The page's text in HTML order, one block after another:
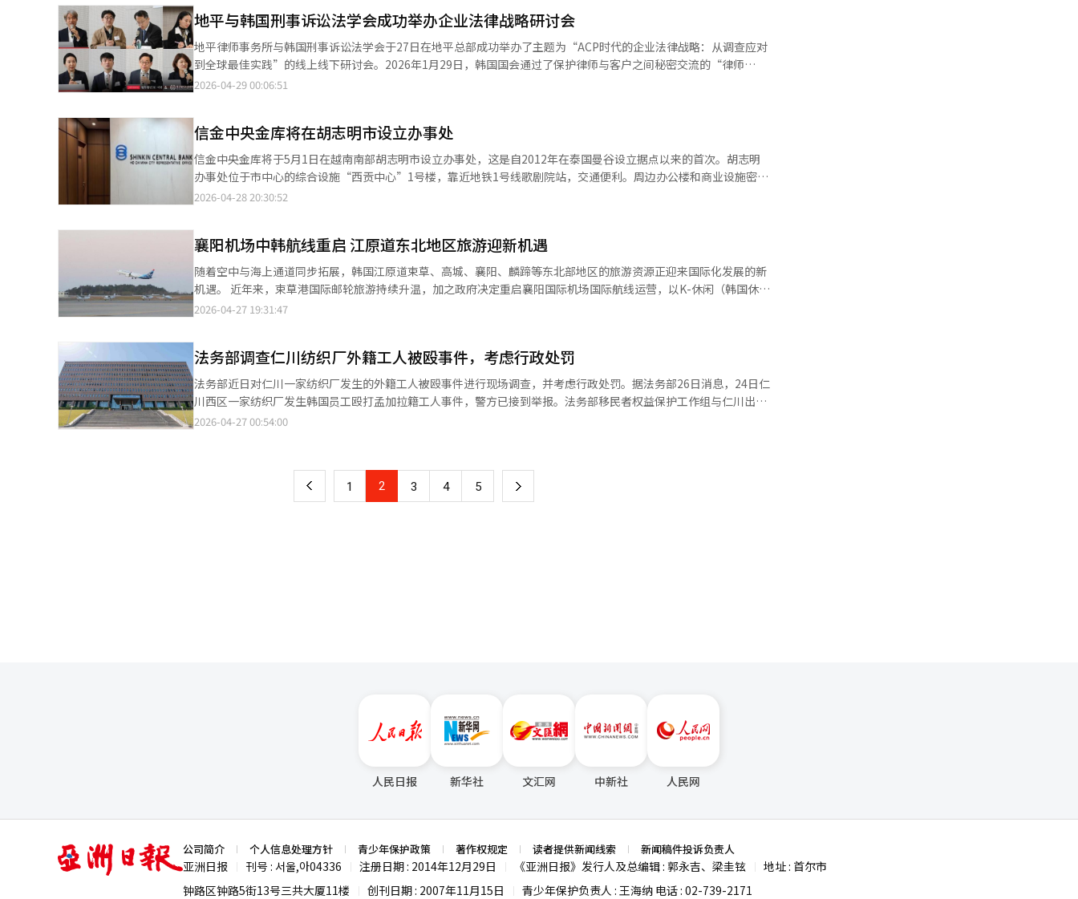
制造业、服务业、零售销售、设备投资及建筑施工等六大指标同步增长，为2023年第二季度以来时隔11个季度首次
出现。
访韩游客满意度。”
新学期开学带动，相关消费需求持续释放，创下单月历史新高。随着客流持续向百货店集中，各品类销售实现较为均
衡的增长。 线上渠道方面，受智能终端新品发布以及季节性消费需求带动，多数商品类别实现稳定增长。其中，化妆
品、食品和生活用品分别同比增长15.8%、10.6%和9.5%；家电及电子产品、母婴用品和图书文具销售额也分别增长
11.1%、10.7%和4.1%，共同支撑整体线上市场扩张。 从销售结构来看，3月线上渠道占比达60.6%，继续保持主导
地位；百货店、便利店、大型超市和SSM占比分别为15.4%、13.9%、8.1%和2%。 在外籍游客持续回流与季节性消
应有望持续释放，但不同业态间的增长差异或仍将延续。
地平与韩国刑事诉讼法学会成功举办企业法律战略研讨会
地平律师事务所与韩国刑事诉讼法学会于27日在地平总部成功举办了主题为“ACP时代的企业法律战略：从调查应对
到全球最佳实践”的线上线下研讨会。2026年1月29日，韩国国会通过了保护律师与客户之间秘密交流的“律师
法”修订案，预计将于2027年2月20日实施。这标志着ACP（律师-客户特权）正式纳入韩国法律。为此，地平与韩
了“ACP引入的准备事项”，分析了近期判例的变化及ACP的核心要件。接着，地平合伙律师朴胜大就“ACP引入下
的调查应对策略”发表演讲，提出了应对ACP保护对象争议的战略建议。最后，地平高级外籍律师金珍熙强调了建立
以ACP为基础的全球标准文件、调查和AI应用最佳实践的重要性。综合讨论由首尔大学名誉教授李尚元主持，参与者
包括李根宇教授、Herbert Smith Freehills Kramer律师朴俊延、X Korea总经理金佳妍，围绕ACP引入的争议展开
热烈讨论。地平代表律师任成泽表示：“将ACP作为企业合规管理和风险管理体系升级的契机，以增强企业竞争力至
翻译与编辑。
2026-04-29 00:06:51
信金中央金库将在胡志明市设立办事处
信金中央金库将于5月1日在越南南部胡志明市设立办事处，这是自2012年在泰国曼谷设立据点以来的首次。胡志明
办事处位于市中心的综合设施“西贡中心”1号楼，靠近地铁1号线歌剧院站，交通便利。周边办公楼和商业设施密
集，为考虑进入越南市场的企业提供了良好的市场调研环境。办事处由小笠原宗一担任所长，团队包括1名日本驻派
中央金库在首都河内的越南投资发展银行（BIDV）设有日本事务部，通过胡志明市和河内的两个据点支持客户。※
本报道经人工智能（AI）系统翻译与编辑。
2026-04-28 20:30:52
襄阳机场中韩航线重启 江原道东北地区旅游迎新机遇
随着空中与海上通道同步拓展，韩国江原道束草、高城、襄阳、麟蹄等东北部地区的旅游资源正迎来国际化发展的新
机遇。 近年来，束草港国际邮轮旅游持续升温，加之政府决定重启襄阳国际机场国际航线运营，以K-休闲（韩国休
闲）为核心的江原道东北部旅游资源有望吸引更多外籍游客。横跨高城、束草与麟蹄的雪岳山素为韩国登山胜地，此
PARATA航空每周执飞3班。这标志着自2023年以来几近中断的襄阳机场定期国际航线正式恢复通航。业界分析认
为，此举与韩国航空客运需求的强劲复苏密切相关。今年第一季度，韩国航空旅客运量达439万人次，已超越疫情前
水平。与此同时，政府积极扩大中韩航线布局，致力于重振曾在疫情前年均达600万至800万人次规模的中国赴韩旅
游市场。 “海陆”双线并进之下，当地居民对旅游经济带动效应的期待持续高涨。束草市政府正加快推进邮轮旅游发
展战略，携手江原道政府及江原观光财团，从完善接待体系、强化市场营销两端同步发力，力争将束草港打造为东海
号”将于17日再度靠港，“诗伯安可号”则将于同月19日和25日连续停靠。
2026-04-27 19:31:47
法务部调查仁川纺织厂外籍工人被殴事件，考虑行政处罚
法务部近日对仁川一家纺织厂发生的外籍工人被殴事件进行现场调查，并考虑行政处罚。据法务部26日消息，24日仁
川西区一家纺织厂发生韩国员工殴打孟加拉籍工人事件，警方已接到举报。法务部移民者权益保护工作组与仁川出入
境管理局联合进行现场调查，并与受害者面谈。出入境管理局将根据雇主违法程度，考虑限制外籍雇佣及邀请等行政
人离开宿舍而在众人面前抓住其头发、辱骂并扇耳光。对此，法务部长郑成浩表示：“外籍工人在韩国法律秩序下应
享有平等保护的权利。”他承诺将为受害者提供一切可能的支持，并改善预防及应对体系，确保外籍工人在韩国能尊
严地工作。※ 本报道经人工智能（AI）系统翻译与编辑。
2026-04-27 00:54:00
上 1 2 3 4 5 下
人民日报 新华社 文汇网 中新社 人民网
亚
洲
日
公司简介 个人信息处理方针 青少年保护政策 著作权规定 读者提供新闻线索 新闻稿件投诉负责人
亚洲日报 刊号 : 서울,아04336 注册日期 : 2014年12月29日 《亚洲日报》发行人及总编辑 : 郭永吉、梁圭铉
地址 : 首尔市
钟路区钟路5街13号三共大厦11楼
创刊日期 : 2007年11月15日 青少年保护负责人 : 王海纳 电话 : 02-739-2171